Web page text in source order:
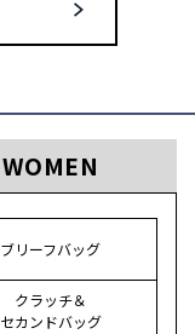
WOMEN
ブリーフバッグ
クラッチ＆
セカンドバッグ